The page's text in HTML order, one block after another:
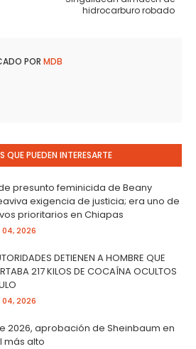
hidrocarburo robado
POR MDB
QUE PUEDEN INTERESARTE
presunto feminicida de Beany
exigencia de justicia; era uno de
prioritarios en Chiapas
04, 2026
DETIENEN A HOMBRE QUE
217 KILOS DE COCAÍNA OCULTOS
04, 2026
2026, aprobación de Sheinbaum en
más alto